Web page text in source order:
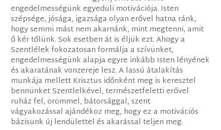
engedelmességünk egyedüli motivációja. Isten
szépsége, jósága, igazsága olyan erővel hatna ránk,
hogy semmi mást nem akarnánk, mint megtenni, amit
ő kér tőlünk. Sok esetben át is éljük ezt. Ahogy a
Szentlélek fokozatosan formálja a szívünket,
engedelmességünk alapja egyre inkább Isten lényének
és akaratának vonzereje lesz. A lassú átalakítás
munkája mellett Krisztus időnként meg is keresztel
bennünket Szentlelkével, természetfeletti erővel
ruház fel, örömmel, bátorsággal, szent
vágyakozással ajándékoz meg, hogy ez a motivációs
bázisunk új lendülettel és akarással teljen meg.